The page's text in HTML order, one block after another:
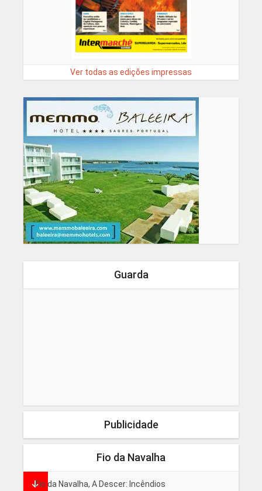
Ver todas as edições impressas
Guarda
Publicidade
Fio da Navalha
Fio da Navalha, A Descer: Incêndios